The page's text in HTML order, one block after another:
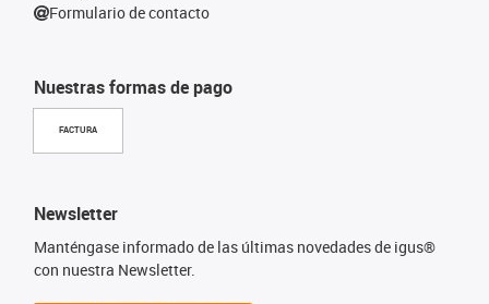
Nuestras formas de pago
FACTURA
Formulario de contacto
Newsletter
Manténgase informado de las últimas novedades de igus®
con nuestra Newsletter.